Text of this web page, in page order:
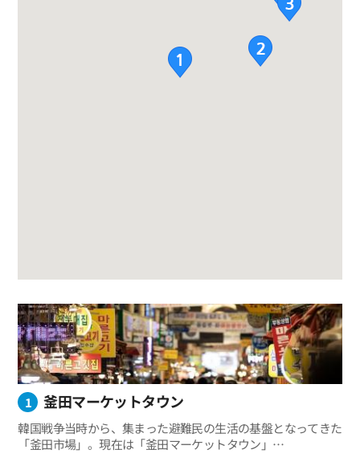
1 釜田マーケットタウン
韓国戦争当時から、集まった避難民の生活の基盤となってきた
「釜田市場」。現在は「釜田マーケットタウン」